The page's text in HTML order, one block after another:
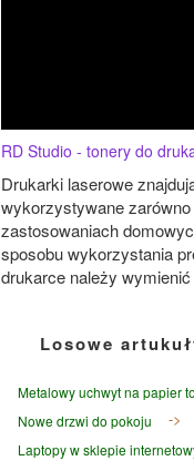
RD Studio - tonery do
Drukarki laserowe
wykorzystywane
zastosowaniach
sposobu wykorzystania
drukarce należy
Losowe
Metalowy uchwyt na papier
Nowe drzwi do pokoju
Laptopy w sklepie